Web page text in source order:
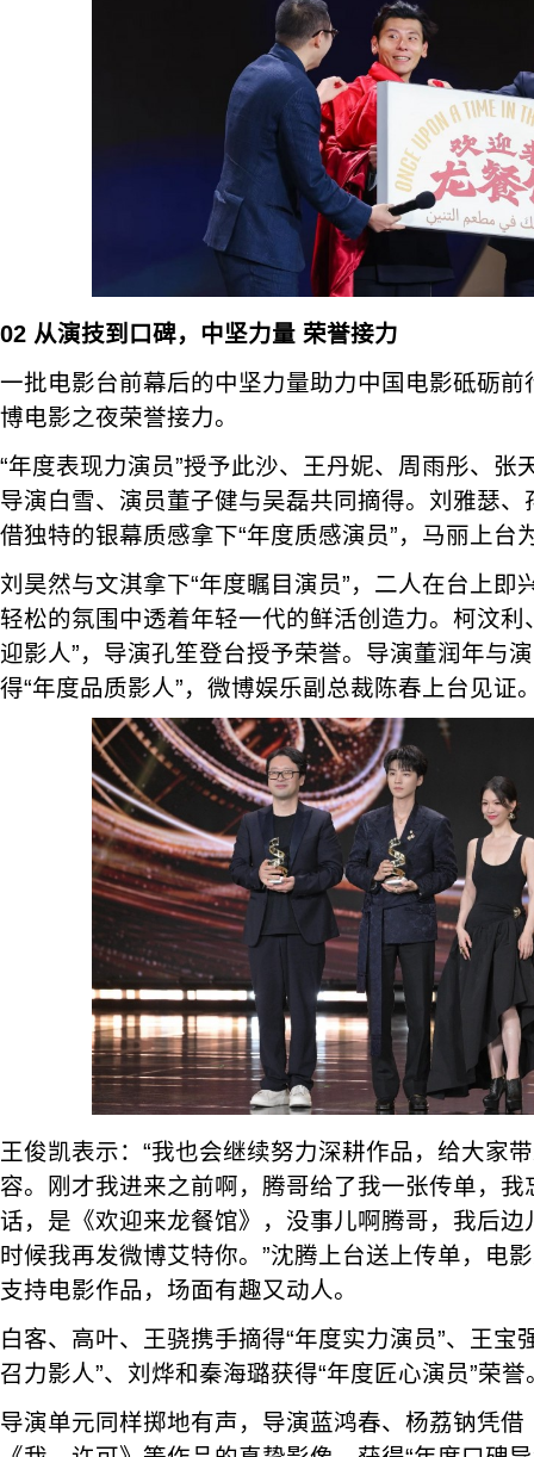
02 从演技到口碑，中坚力量 荣誉接力
一批电影台前幕后的中坚力量助力中国电影砥砺
博电影之夜荣誉接力。
“年度表现力演员”授予此沙、王丹妮、周雨彤、张
导演白雪、演员董子健与吴磊共同摘得。刘雅瑟
借独特的银幕质感拿下“年度质感演员”，马丽上台
刘昊然与文淇拿下“年度瞩目演员”，二人在台上即
轻松的氛围中透着年轻一代的鲜活创造力。柯汶利
迎影人”，导演孔笙登台授予荣誉。导演董润年与
得“年度品质影人”，微博娱乐副总裁陈春上台见证
王俊凯表示：“我也会继续努力深耕作品，给大家
容。刚才我进来之前啊，腾哥给了我一张传单，
话，是《欢迎来龙餐馆》，没事儿啊腾哥，我后
时候我再发微博艾特你。”沈腾上台送上传单，电
支持电影作品，场面有趣又动人。
白客、高叶、王骁携手摘得“年度实力演员”、王宝
召力影人”、刘烨和秦海璐获得“年度匠心演员”荣誉
导演单元同样掷地有声，导演蓝鸿春、杨荔钠凭